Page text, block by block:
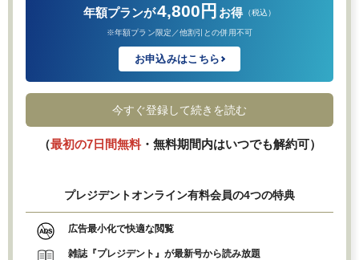
年額プランが4,800円 お得 （税込）
※年額プラン限定／他割引との併用不可
お申込みはこちら
今すぐ登録して続きを読む
（最初の7日間無料・無料期間内はいつでも解約可）
プレジデントオンライン有料会員の4つの特典
広告最小化で快適な閲覧
雑誌『プレジデント』が最新号から読み放題